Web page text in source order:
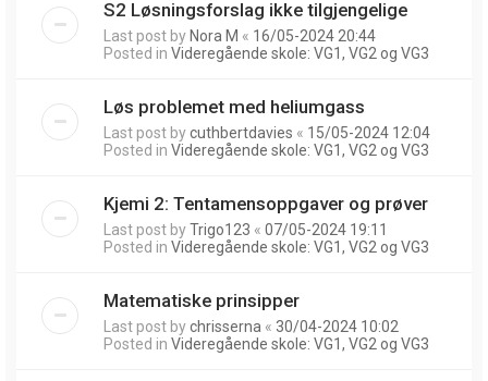
S2 Løsningsforslag ikke tilgjengelige
Last post by Nora M « 16/05-2024 20:44
Posted in Videregående skole: VG1, VG2 og VG3
Løs problemet med heliumgass
Last post bycuthbertdavies « 15/05-2024 12:04
Posted in Videregående skole: VG1, VG2 og VG3
Kjemi 2: Tentamensoppgaver og prøver
Last post byTrigo123 « 07/05-2024 19:11
Posted in Videregående skole: VG1, VG2 og VG3
Matematiske prinsipper
Last post bychrisserna « 30/04-2024 10:02
Posted in Videregående skole: VG1, VG2 og VG3